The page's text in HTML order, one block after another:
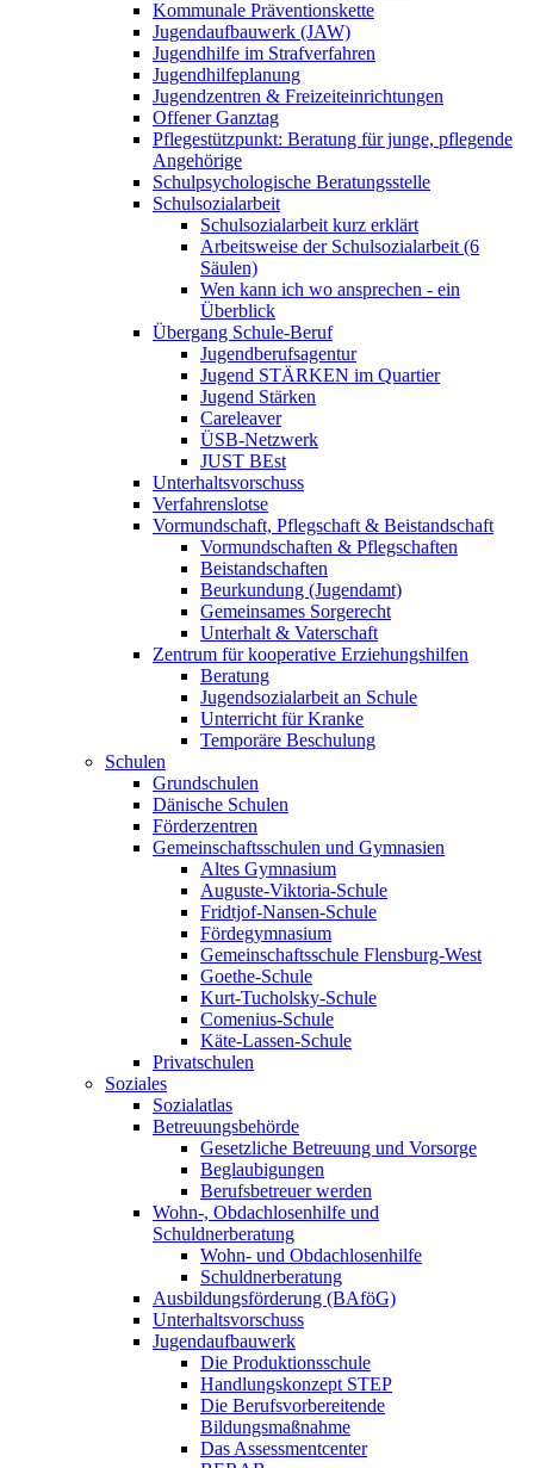
Kommunale Präventionskette
Jugendaufbauwerk (JAW)
Jugendhilfe im Strafverfahren
Jugendhilfeplanung
Jugendzentren & Freizeiteinrichtungen
Offener Ganztag
Pflegestützpunkt: Beratung für junge, pflegende
Angehörige
Schulpsychologische Beratungsstelle
Schulsozialarbeit
Schulsozialarbeit kurz erklärt
Arbeitsweise der Schulsozialarbeit (6
Säulen)
Wen kann ich wo ansprechen - ein
Überblick
Übergang Schule-Beruf
Jugendberufsagentur
Jugend STÄRKEN im Quartier
Jugend Stärken
Careleaver
ÜSB-Netzwerk
JUST BEst
Unterhaltsvorschuss
Verfahrenslotse
Vormundschaft, Pflegschaft & Beistandschaft
Vormundschaften & Pflegschaften
Beistandschaften
Beurkundung (Jugendamt)
Gemeinsames Sorgerecht
Unterhalt & Vaterschaft
Zentrum für kooperative Erziehungshilfen
Beratung
Jugendsozialarbeit an Schule
Unterricht für Kranke
Temporäre Beschulung
Schulen
Grundschulen
Dänische Schulen
Förderzentren
Gemeinschaftsschulen und Gymnasien
Altes Gymnasium
Auguste-Viktoria-Schule
Fridtjof-Nansen-Schule
Fördegymnasium
Gemeinschaftsschule Flensburg-West
Goethe-Schule
Kurt-Tucholsky-Schule
Comenius-Schule
Käte-Lassen-Schule
Privatschulen
Soziales
Sozialatlas
Betreuungsbehörde
Gesetzliche Betreuung und Vorsorge
Beglaubigungen
Berufsbetreuer werden
Wohn-, Obdachlosenhilfe und
Schuldnerberatung
Wohn- und Obdachlosenhilfe
Schuldnerberatung
Ausbildungsförderung (BAföG)
Unterhaltsvorschuss
Jugendaufbauwerk
Die Produktionsschule
Handlungskonzept STEP
Die Berufsvorbereitende
Bildungsmaßnahme
Das Assessmentcenter